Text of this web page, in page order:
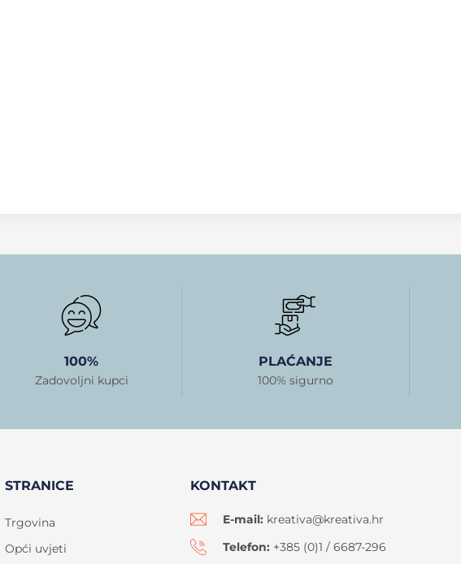
100%
Zadovoljni kupci
PLAĆANJE
100% sigurno
STRANICE
Trgovina
Opći uvjeti
KONTAKT
E-mail: kreativa@kreativa.hr
Telefon: +385 (0)1 / 6687-296